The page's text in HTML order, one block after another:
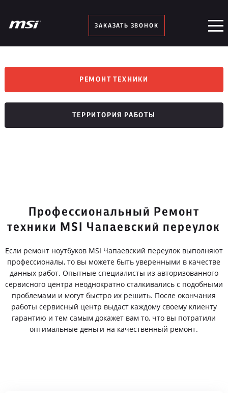
ЗАКАЗАТЬ ЗВОНОК
РЕМОНТ ТЕХНИКИ
ТЕРРИТОРИЯ РАБОТЫ
Профессиональный Ремонт
техники MSI Чапаевский переулок
Если ремонт ноутбуков MSI Чапаевский переулок выполняют
профессионалы, то вы можете быть уверенными в качестве
данных работ. Опытные специалисты из авторизованного
сервисного центра неоднократно сталкивались с подобными
проблемами и могут быстро их решить. После окончания
работы сервисный центр выдаст каждому своему клиенту
гарантию и тем самым докажет вам то, что вы потратили
оптимальные деньги на качественный ремонт.